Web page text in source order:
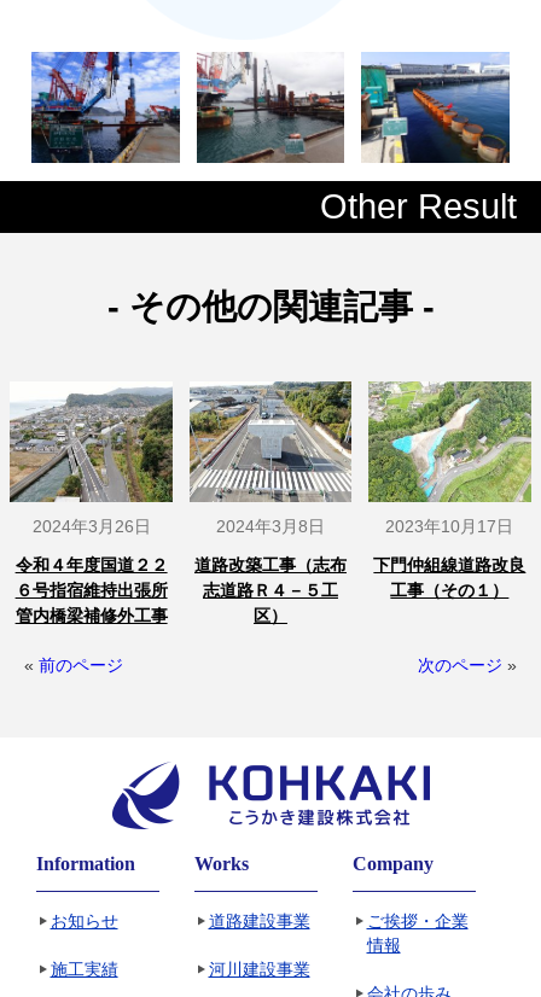
Other Result
- その他の関連記事 -
2024年3月26日
令和４年度国道２２
６号指宿維持出張所
管内橋梁補修外工事
2024年3月8日
道路改築工事（志布
志道路Ｒ４－５工
区）
2023年10月17日
下門仲組線道路改良
工事（その１）
« 前のページ 次のページ »
Information
お知らせ
施工実績
Works
道路建設事業
河川建設事業
Company
ご挨拶・企業
情報